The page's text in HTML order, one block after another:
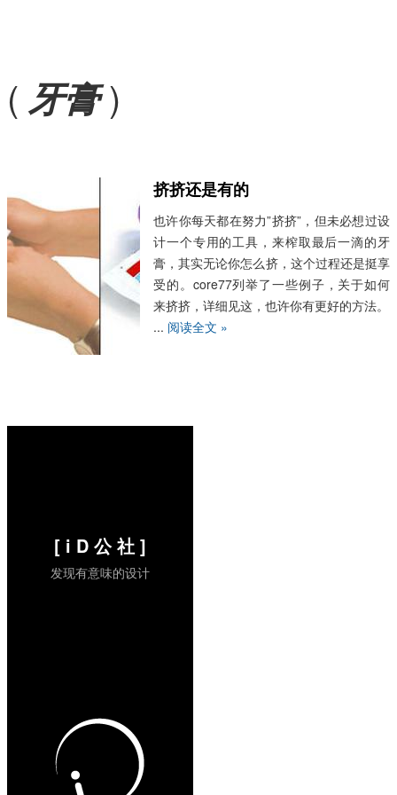
( 牙膏)
挤挤还是有的
也许你每天都在努力”挤挤”，但未必想过设
计一个专用的工具，来榨取最后一滴的牙
膏，其实无论你怎么挤，这个过程还是挺享
受的。core77列举了一些例子，关于如何
来挤挤，详细见这，也许你有更好的方法。
... 阅读全文 »
[ i D 公 社 ]
发现有意味的设计